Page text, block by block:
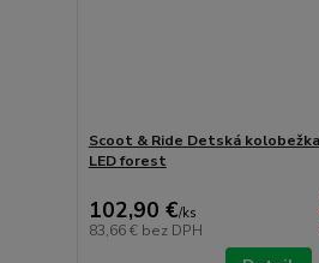
Scoot & Ride Detská
LED forest
102,90 €/ks
83,66 € bez DPH